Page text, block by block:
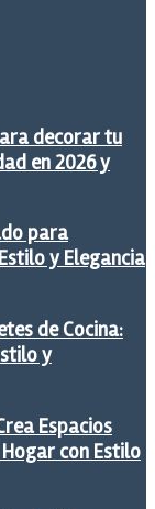
decorar tu
en 2026 y
para
y Elegancia
de Cocina:
y
Espacios
con Estilo